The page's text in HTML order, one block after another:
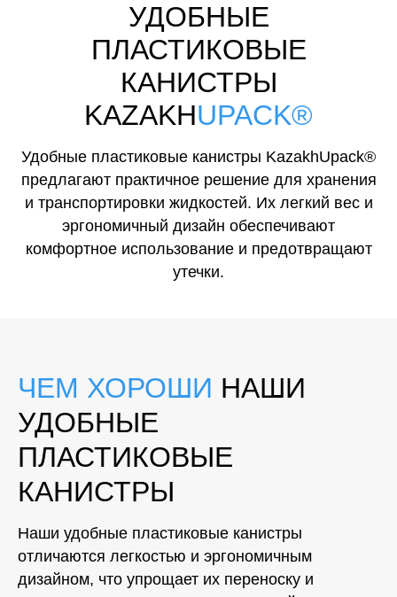
УДОБНЫЕ
ПЛАСТИКОВЫЕ
КАНИСТРЫ
KAZAKHUPACK®
Удобные пластиковые канистры KazakhUpack®
предлагают практичное решение для хранения
и транспортировки жидкостей. Их легкий вес и
эргономичный дизайн обеспечивают
комфортное использование и предотвращают
утечки.
ЧЕМ ХОРОШИ НАШИ
УДОБНЫЕ
ПЛАСТИКОВЫЕ
КАНИСТРЫ
Наши удобные пластиковые канистры
отличаются легкостью и эргономичным
дизайном, что упрощает их переноску и